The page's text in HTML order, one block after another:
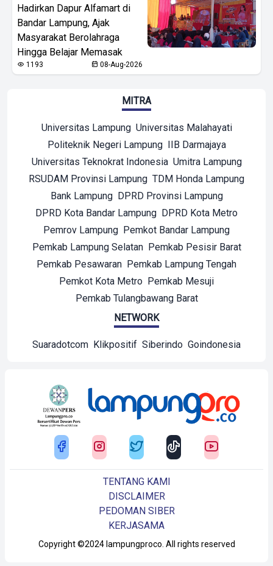
Hadirkan Dapur Alfamart di
Bandar Lampung, Ajak
Masyarakat Berolahraga
Hingga Belajar Memasak
1193 08-Aug-2026
MITRA
Universitas Lampung Universitas Malahayati
Politeknik Negeri Lampung IIB Darmajaya
Universitas Teknokrat Indonesia Umitra Lampung
RSUDAM Provinsi Lampung TDM Honda Lampung
Bank Lampung DPRD Provinsi Lampung
DPRD Kota Bandar Lampung DPRD Kota Metro
Pemrov Lampung Pemkot Bandar Lampung
Pemkab Lampung Selatan Pemkab Pesisir Barat
Pemkab Pesawaran Pemkab Lampung Tengah
Pemkot Kota Metro Pemkab Mesuji
Pemkab Tulangbawang Barat
NETWORK
Suaradotcom Klikpositif Siberindo Goindonesia
Copyright ©2024 lampungproco. All rights reserved
TENTANG KAMI
DISCLAIMER
PEDOMAN SIBER
KERJASAMA